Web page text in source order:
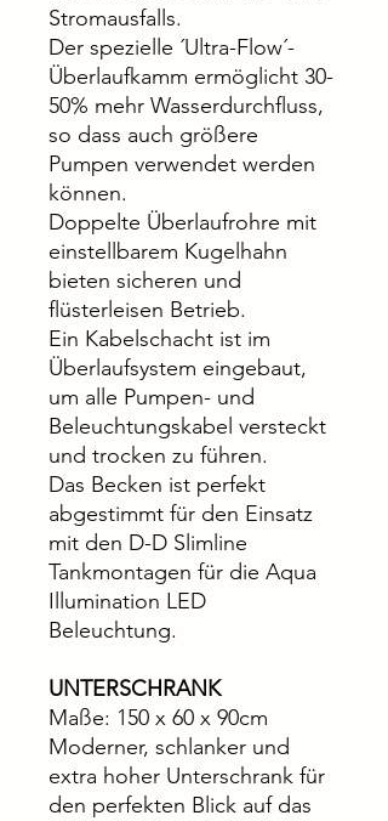
Stromausfalls.
Der spezielle ´Ultra-Flow´-
Überlaufkamm ermöglicht 30-
50% mehr Wasserdurchfluss,
so dass auch größere
Pumpen verwendet werden
können.
Doppelte Überlaufrohre mit
einstellbarem Kugelhahn
bieten sicheren und
flüsterleisen Betrieb.
Ein Kabelschacht ist im
Überlaufsystem eingebaut,
um alle Pumpen- und
Beleuchtungskabel versteckt
und trocken zu führen.
Das Becken ist perfekt
abgestimmt für den Einsatz
mit den D-D Slimline
Tankmontagen für die Aqua
Illumination LED
Beleuchtung.
UNTERSCHRANK
Maße: 150 x 60 x 90cm
Moderner, schlanker und
extra hoher Unterschrank für
den perfekten Blick auf das